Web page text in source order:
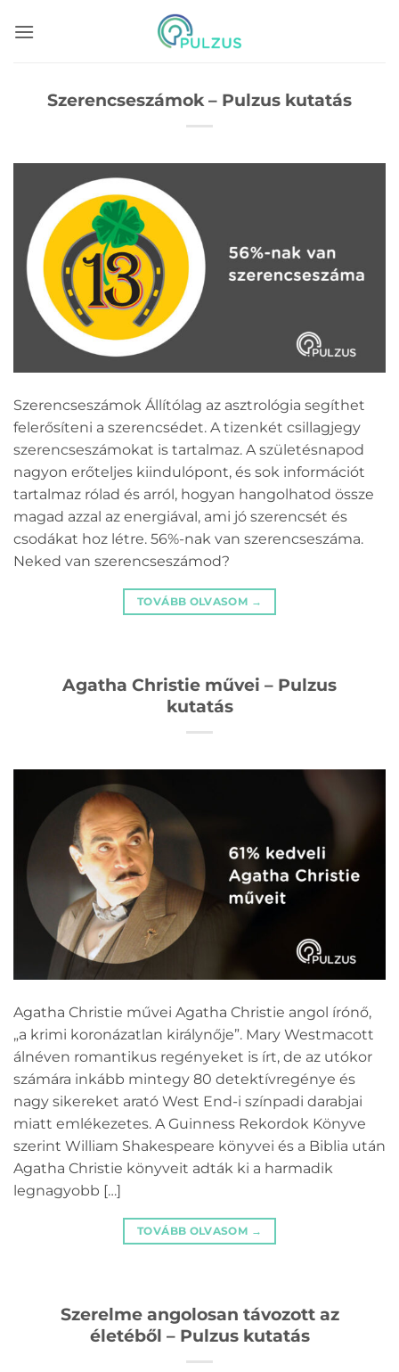
Szerencseszámok – Pulzus kutatás
Szerencseszámok Állítólag az asztrológia segíthet
felerősíteni a szerencsédet. A tizenkét csillagjegy
szerencseszámokat is tartalmaz. A születésnapod
nagyon erőteljes kiindulópont, és sok információt
tartalmaz rólad és arról, hogyan hangolhatod össze
magad azzal az energiával, ami jó szerencsét és
csodákat hoz létre. 56%-nak van szerencseszáma.
Neked van szerencseszámod?
TOVÁBB OLVASOM →
Agatha Christie művei – Pulzus
kutatás
Agatha Christie művei Agatha Christie angol írónő,
„a krimi koronázatlan királynője”. Mary Westmacott
álnéven romantikus regényeket is írt, de az utókor
számára inkább mintegy 80 detektívregénye és
nagy sikereket arató West End-i színpadi darabjai
miatt emlékezetes. A Guinness Rekordok Könyve
szerint William Shakespeare könyvei és a Biblia után
Agatha Christie könyveit adták ki a harmadik
legnagyobb […]
TOVÁBB OLVASOM →
Szerelme angolosan távozott az
életéből – Pulzus kutatás